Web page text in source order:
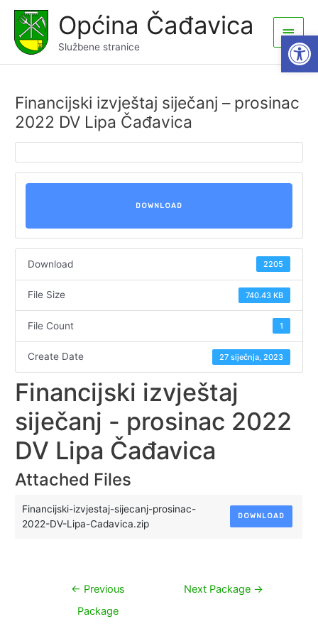
content
Općina Čađavica
Službene stranice
Main
Menu
Financijski izvještaj siječanj – prosinac
2022 DV Lipa Čađavica
DOWNLOAD
Download 2205
File Size 740.43 KB
File Count 1
Create Date 27 siječnja, 2023
Financijski izvještaj
siječanj - prosinac 2022
DV Lipa Čađavica
Attached Files
Financijski-izvjestaj-sijecanj-prosinac-
2022-DV-Lipa-Cadavica.zip
DOWNLOAD
Navigacija
← Previous
Package
Next Package →